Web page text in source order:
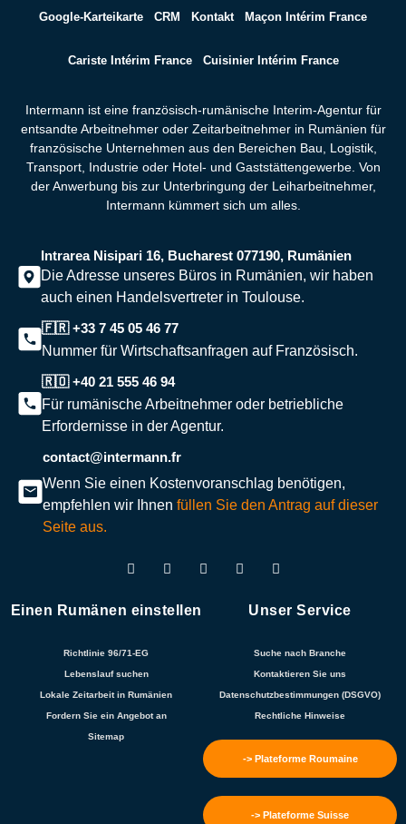
Google-Karteikarte CRM Kontakt Maçon Intérim France
Cariste Intérim France Cuisinier Intérim France
Intermann ist eine französisch-rumänische Interim-Agentur für
entsandte Arbeitnehmer oder Zeitarbeitnehmer in Rumänien für
französische Unternehmen aus den Bereichen Bau, Logistik,
Transport, Industrie oder Hotel- und Gaststättengewerbe. Von
der Anwerbung bis zur Unterbringung der Leiharbeitnehmer,
Intermann kümmert sich um alles.
Intrarea Nisipari 16, Bucharest 077190, Rumänien
Die Adresse unseres Büros in Rumänien, wir haben
auch einen Handelsvertreter in Toulouse.
🇫🇷 +33 7 45 05 46 77
Nummer für Wirtschaftsanfragen auf Französisch.
🇷🇴 +40 21 555 46 94
Für rumänische Arbeitnehmer oder betriebliche
Erfordernisse in der Agentur.
contact@intermann.fr
Wenn Sie einen Kostenvoranschlag benötigen,
empfehlen wir Ihnen füllen Sie den Antrag auf dieser
Seite aus.
Einen Rumänen einstellen
Richtlinie 96/71-EG
Lebenslauf suchen
Lokale Zeitarbeit in Rumänien
Fordern Sie ein Angebot an
Sitemap
Unser Service
Suche nach Branche
Kontaktieren Sie uns
Datenschutzbestimmungen (DSGVO)
Rechtliche Hinweise
-> Plateforme Roumaine
-> Plateforme Suisse